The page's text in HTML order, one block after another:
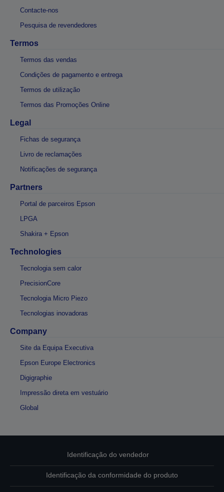
Contacte-nos
Pesquisa de revendedores
Termos
Termos das vendas
Condições de pagamento e entrega
Termos de utilização
Termos das Promoções Online
Legal
Fichas de segurança
Livro de reclamações
Notificações de segurança
Partners
Portal de parceiros Epson
LPGA
Shakira + Epson
Technologies
Tecnologia sem calor
PrecisionCore
Tecnologia Micro Piezo
Tecnologias inovadoras
Company
Site da Equipa Executiva
Epson Europe Electronics
Digigraphie
Impressão direta em vestuário
Global
Identificação do vendedor
Identificação da conformidade do produto